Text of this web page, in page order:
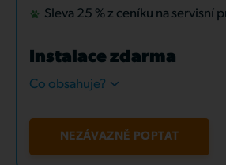
Sleva 25 % z ceníku na servisní
Instalace zdarma
Co obsahuje?
NEZÁVAZNĚ POPTAT